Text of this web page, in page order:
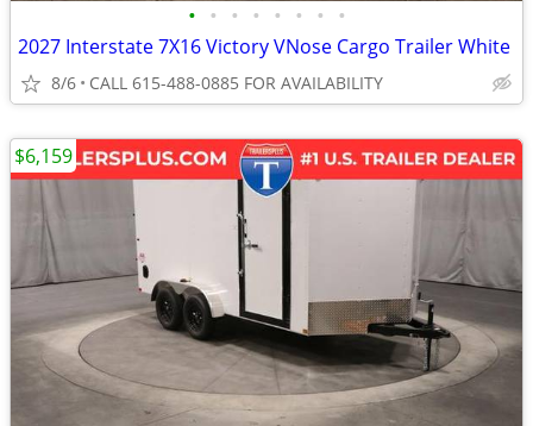
• • • • • • • •
2027 Interstate 7X16 Victory VNose Cargo Trailer White
8/6 CALL 615-488-0885 FOR AVAILABILITY
$6,159